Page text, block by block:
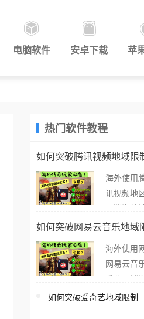
电脑软件 安卓下载 苹
热门软件教程
如何突破腾讯视频地域限
海外使用
讯视频地
外打开腾
地区无法
海外用户
亚、欧洲
如何突破网易云音乐地域
海外使用
网易云音
在海外打
如何突破爱奇艺地域限制